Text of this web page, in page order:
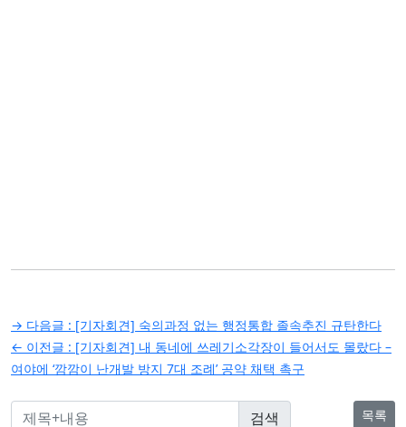
글
탐
색
→ 다음글 : [기자회견] 숙의과정 없는 행정통합 졸속추진 규탄한다
← 이전글 : [기자회견] 내 동네에 쓰레기소각장이 들어서도 몰랐다 –
여야에 ‘깜깜이 난개발 방지 7대 조례’ 공약 채택 촉구
목록